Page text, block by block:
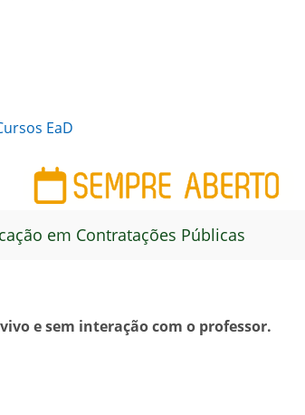
EaD
em Contratações Públicas
e sem interação com o professor.